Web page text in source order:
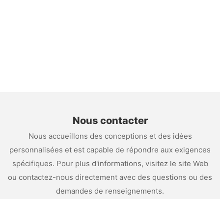
Nous contacter
Nous accueillons des conceptions et des idées
personnalisées et est capable de répondre aux exigences
spécifiques. Pour plus d'informations, visitez le site Web
ou contactez-nous directement avec des questions ou des
demandes de renseignements.